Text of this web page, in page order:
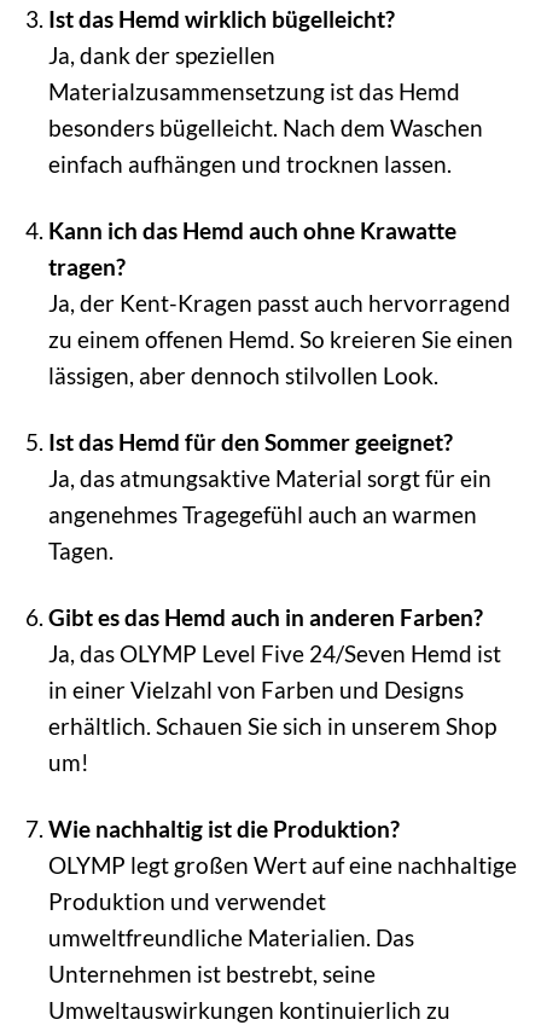
Ist das Hemd wirklich bügelleicht?
Ja, dank der speziellen
Materialzusammensetzung ist das Hemd
besonders bügelleicht. Nach dem Waschen
einfach aufhängen und trocknen lassen.
Kann ich das Hemd auch ohne Krawatte
tragen?
Ja, der Kent-Kragen passt auch hervorragend
zu einem offenen Hemd. So kreieren Sie einen
lässigen, aber dennoch stilvollen Look.
Ist das Hemd für den Sommer geeignet?
Ja, das atmungsaktive Material sorgt für ein
angenehmes Tragegefühl auch an warmen
Tagen.
Gibt es das Hemd auch in anderen Farben?
Ja, das OLYMP Level Five 24/Seven Hemd ist
in einer Vielzahl von Farben und Designs
erhältlich. Schauen Sie sich in unserem Shop
um!
Wie nachhaltig ist die Produktion?
OLYMP legt großen Wert auf eine nachhaltige
Produktion und verwendet
umweltfreundliche Materialien. Das
Unternehmen ist bestrebt, seine
Umweltauswirkungen kontinuierlich zu